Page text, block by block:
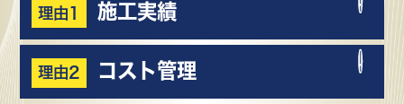
理由1 施工実績
理由2 コスト管理